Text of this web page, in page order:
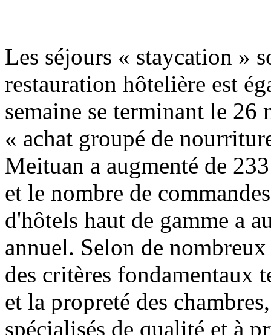
Les séjours « staycation »
restauration hôtelière est
semaine se terminant le 26
« achat groupé de
Meituan a augmenté de
et le nombre de
d'hôtels haut de gamme a
annuel. Selon de
des critères fondamentaux
et la propreté des
spécialisés de qualité et à